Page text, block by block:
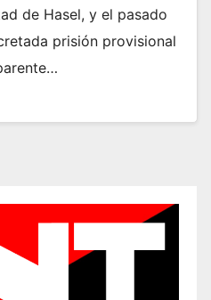
de Hasel, y el pasado
prisión provisional